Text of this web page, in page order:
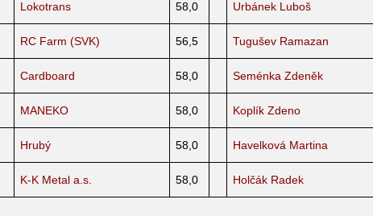
Lokotrans 58,0 Urbánek Luboš
RC Farm (SVK) 56,5 Tugušev Ramazan
Cardboard 58,0 Seménka Zdeněk
MANEKO 58,0 Koplík Zdeno
Hrubý 58,0 Havelková Martina
K-K Metal a.s. 58,0 Holčák Radek